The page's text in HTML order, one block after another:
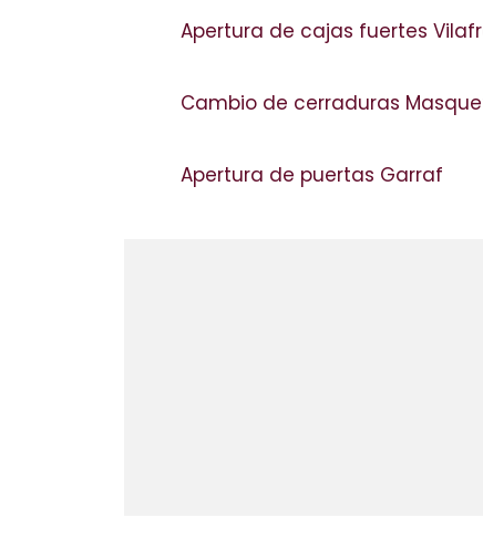
Apertura de cajas fuertes
Cambio de cerraduras
Apertura de puertas Garraf